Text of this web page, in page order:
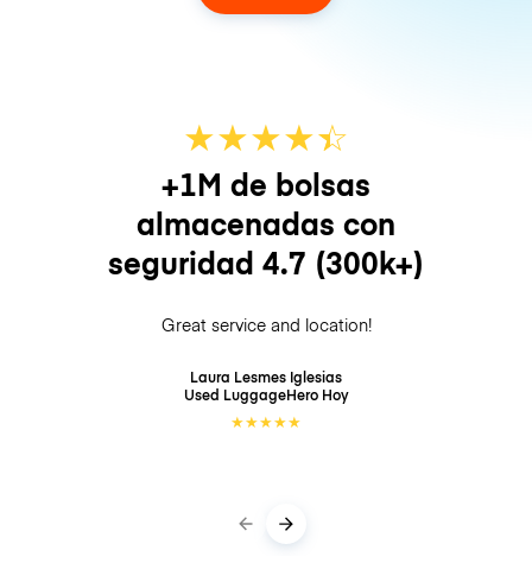
★★★★☆
★
+1M de bolsas
almacenadas con
seguridad 4.7 (300k+)
Great service and location!
Laura Lesmes Iglesias
Used LuggageHero Hoy
★★★★★